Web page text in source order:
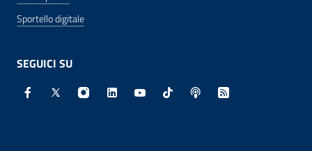
Sportello digitale
SEGUICI SU
Facebook - Sito esterno - Apertura in nuova finestra
X - Sito esterno - Apertura in nuova finestra
Instagram - Sito esterno - Apertura in
Linkedin - Sito esterno - Apertura in
Youtube - Sito esterno -
TikTok - Sito esterno -
Spreaker - Sito
Feed RSS -